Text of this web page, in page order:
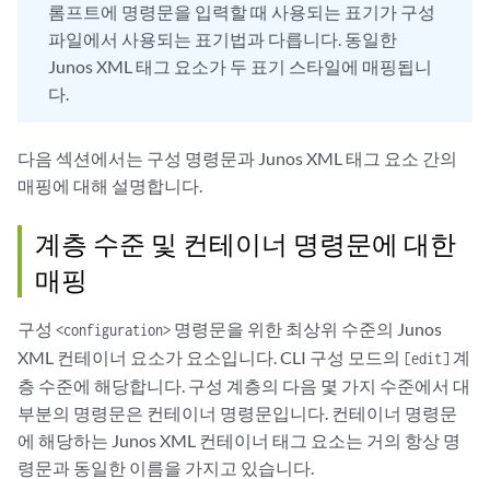
롬프트에 명령문을 입력할 때 사용되는 표기가 구성
파일에서 사용되는 표기법과 다릅니다. 동일한
Junos XML 태그 요소가 두 표기 스타일에 매핑됩니
다.
다음 섹션에서는 구성 명령문과 Junos XML 태그 요소 간의
매핑에 대해 설명합니다.
계층 수준 및 컨테이너 명령문에 대한
매핑
구성 <configuration> 명령문을 위한 최상위 수준의 Junos
XML 컨테이너 요소가 요소입니다. CLI 구성 모드의 [edit] 계
층 수준에 해당합니다. 구성 계층의 다음 몇 가지 수준에서 대
부분의 명령문은 컨테이너 명령문입니다. 컨테이너 명령문
에 해당하는 Junos XML 컨테이너 태그 요소는 거의 항상 명
령문과 동일한 이름을 가지고 있습니다.